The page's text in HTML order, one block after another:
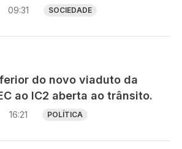
09:31 SOCIEDADE
do novo viaduto da
ao IC2 aberta ao trânsito.
16:21 POLÍTICA